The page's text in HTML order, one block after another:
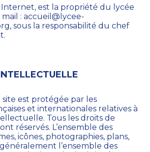
Internet, est la propriété du lycée
: accueil@lycee-
sous la responsabilité du chef
site est protégée par les
et internationales relatives à
Tous les droits de
réservés. L’ensemble des
icônes, photographies, plans,
l’ensemble des